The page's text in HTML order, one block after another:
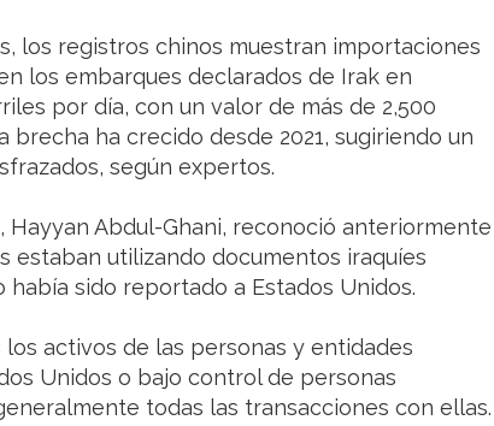
los registros chinos muestran importaciones
los embarques declarados de Irak en
por día, con un valor de más de 2,500
brecha ha crecido desde 2021, sugiriendo un
según expertos.
Abdul-Ghani, reconoció anteriormente
estaban utilizando documentos iraquíes
había sido reportado a Estados Unidos.
activos de las personas y entidades
Unidos o bajo control de personas
todas las transacciones con ellas.